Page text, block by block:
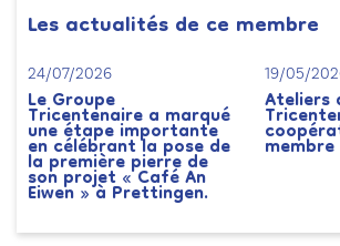
Les actualités de ce membre
24/07/2026
Le Groupe
Tricentenaire a marqué
une étape importante
en célébrant la pose de
la première pierre de
son projet « Café An
Eiwen » à Prettingen.
19/05/
Ateliers